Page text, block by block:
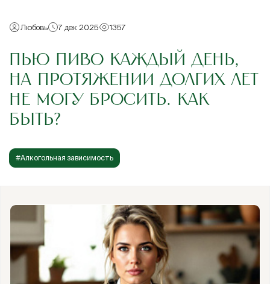
Любовь 7 дек 2025 1357
ПЬЮ ПИВО КАЖДЫЙ ДЕНЬ,
НА ПРОТЯЖЕНИИ ДОЛГИХ ЛЕТ
НЕ МОГУ БРОСИТЬ. КАК
БЫТЬ?
#Алкогольная зависимость